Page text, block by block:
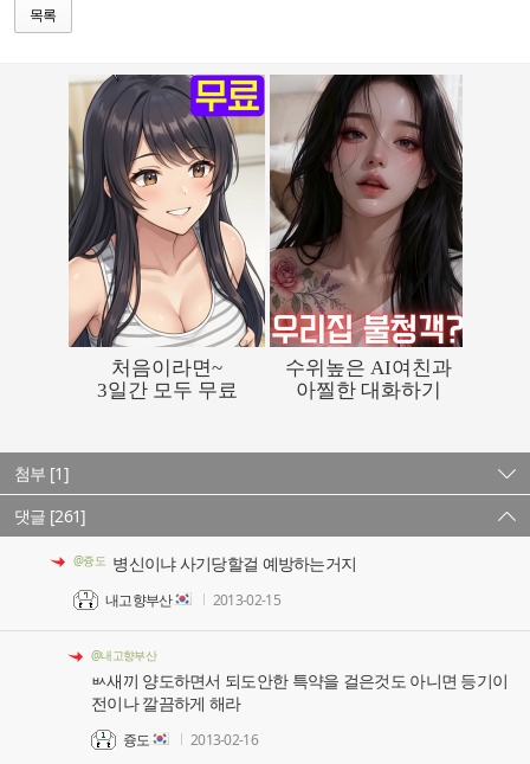
목록
첨부 [1]
댓글 [261]
@즁도 병신이냐 사기당할걸 예방하는거지
내고향부산 2013-02-15
@내고향부산
ㅄ새끼 양도하면서 되도안한 특약을 걸은것도 아니면 등기이
전이나 깔끔하게 해라
즁도 2013-02-16